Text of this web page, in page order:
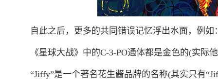
自此之后，更多的共同错误记忆浮出水面，例如
《星球大战》中的C-3-PO通体都是金色的(实际
“Jiffy”是一个著名花生酱品牌的名称(其实只有